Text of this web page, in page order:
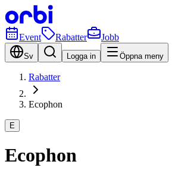
Event Rabatter Jobb
Sv Logga in Öppna meny
Rabatter
Ecophon
E
Ecophon